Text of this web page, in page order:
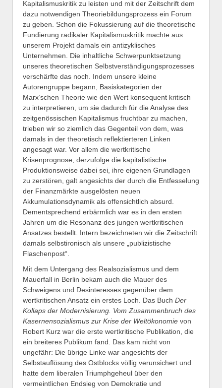
Kapitalismuskritik zu leisten und mit der Zeitschrift dem
dazu notwendigen Theoriebildungsprozess ein Forum
zu geben. Schon die Fokussierung auf die theoretische
Fundierung radikaler Kapitalismuskritik machte aus
unserem Projekt damals ein antizyklisches
Unternehmen. Die inhaltliche Schwerpunktsetzung
unseres theoretischen Selbstverständigungsprozesses
verschärfte das noch. Indem unsere kleine
Autorengruppe begann, Basiskategorien der
Marx’schen Theorie wie den Wert konsequent kritisch
zu interpretieren, um sie dadurch für die Analyse des
zeitgenössischen Kapitalismus fruchtbar zu machen,
trieben wir so ziemlich das Gegenteil von dem, was
damals in der theoretisch reflektierteren Linken
angesagt war. Vor allem die wertkritische
Krisenprognose, derzufolge die kapitalistische
Produktionsweise dabei sei, ihre eigenen Grundlagen
zu zerstören, galt angesichts der durch die Entfesselung
der Finanzmärkte ausgelösten neuen
Akkumulationsdynamik als offensichtlich absurd.
Dementsprechend erbärmlich war es in den ersten
Jahren um die Resonanz des jungen wertkritischen
Ansatzes bestellt. Intern bezeichneten wir die Zeitschrift
damals selbstironisch als unsere „publizistische
Flaschenpost“.
Mit dem Untergang des Realsozialismus und dem
Mauerfall in Berlin bekam auch die Mauer des
Schweigens und Desinteresses gegenüber dem
wertkritischen Ansatz ein erstes Loch. Das Buch Der
Kollaps der Modernisierung. Vom Zusammenbruch des
Kasernensozialismus zur Krise der Weltökonomie von
Robert Kurz war die erste wertkritische Publikation, die
ein breiteres Publikum fand. Das kam nicht von
ungefähr: Die übrige Linke war angesichts der
Selbstauflösung des Ostblocks völlig verunsichert und
hatte dem liberalen Triumphgeheul über den
vermeintlichen Endsieg von Demokratie und